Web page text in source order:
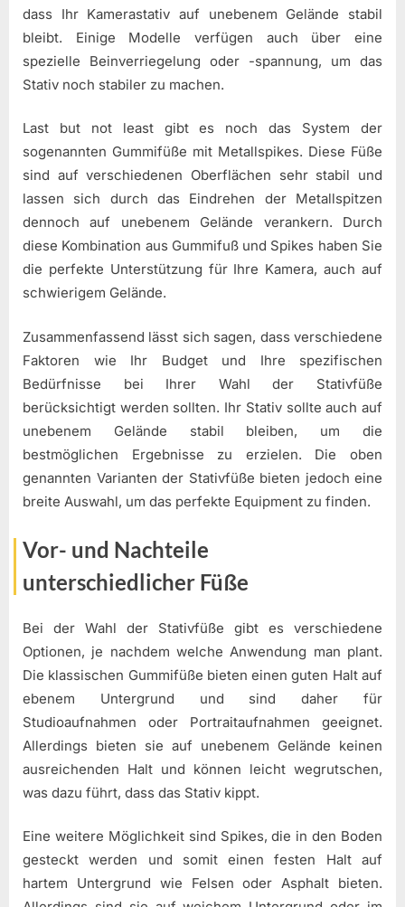
dass Ihr Kamerastativ auf unebenem Gelände stabil
bleibt. Einige Modelle verfügen auch über eine
spezielle Beinverriegelung oder -spannung, um das
Stativ noch stabiler zu machen.
Last but not least gibt es noch das System der
sogenannten Gummifüße mit Metallspikes. Diese Füße
sind auf verschiedenen Oberflächen sehr stabil und
lassen sich durch das Eindrehen der Metallspitzen
dennoch auf unebenem Gelände verankern. Durch
diese Kombination aus Gummifuß und Spikes haben Sie
die perfekte Unterstützung für Ihre Kamera, auch auf
schwierigem Gelände.
Zusammenfassend lässt sich sagen, dass verschiedene
Faktoren wie Ihr Budget und Ihre spezifischen
Bedürfnisse bei Ihrer Wahl der Stativfüße
berücksichtigt werden sollten. Ihr Stativ sollte auch auf
unebenem Gelände stabil bleiben, um die
bestmöglichen Ergebnisse zu erzielen. Die oben
genannten Varianten der Stativfüße bieten jedoch eine
breite Auswahl, um das perfekte Equipment zu finden.
Vor- und Nachteile
unterschiedlicher Füße
Bei der Wahl der Stativfüße gibt es verschiedene
Optionen, je nachdem welche Anwendung man plant.
Die klassischen Gummifüße bieten einen guten Halt auf
ebenem Untergrund und sind daher für
Studioaufnahmen oder Portraitaufnahmen geeignet.
Allerdings bieten sie auf unebenem Gelände keinen
ausreichenden Halt und können leicht wegrutschen,
was dazu führt, dass das Stativ kippt.
Eine weitere Möglichkeit sind Spikes, die in den Boden
gesteckt werden und somit einen festen Halt auf
hartem Untergrund wie Felsen oder Asphalt bieten.